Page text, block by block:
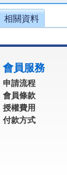
相關資料
會員服務
申請流程
會員條款
授權費用
付款方式